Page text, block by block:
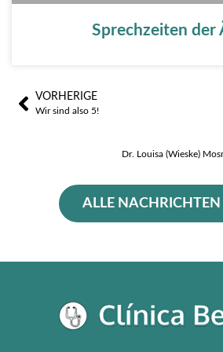
Sprechzeiten der
Zurück
VORHERIGE
Wir sind also 5!
Dr. Louisa (Wieske)
ALLE NACHRICHTEN